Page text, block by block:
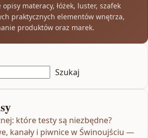
materacy, łóżek, luster, szafek
praktycznych elementów wnętrza,
produktów oraz marek.
Szukaj
które testy są niezbędne?
kanały i piwnice w Świnoujściu —